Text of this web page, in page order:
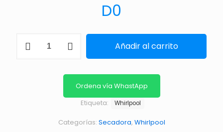
D0
Añadir al carrito
Ordena vía WhastApp
Categorías: Secadora, Whirlpool
Etiqueta: Whirlpool